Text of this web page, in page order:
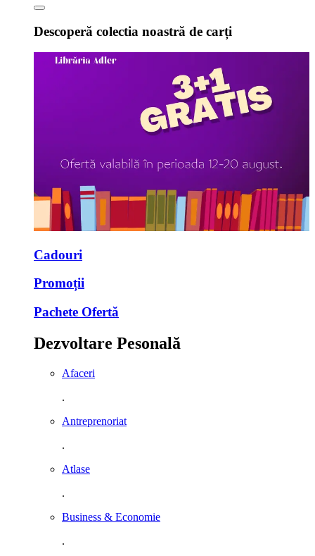
Descoperă colectia noastră de carți
Cadouri
Promoții
Pachete Ofertă
Dezvoltare Pesonală
Afaceri
.
Antreprenoriat
.
Atlase
.
Business & Economie
.